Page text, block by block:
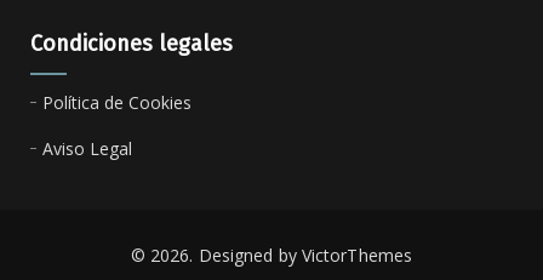
Condiciones legales
Política de Cookies
Aviso Legal
© 2026. Designed by VictorThemes